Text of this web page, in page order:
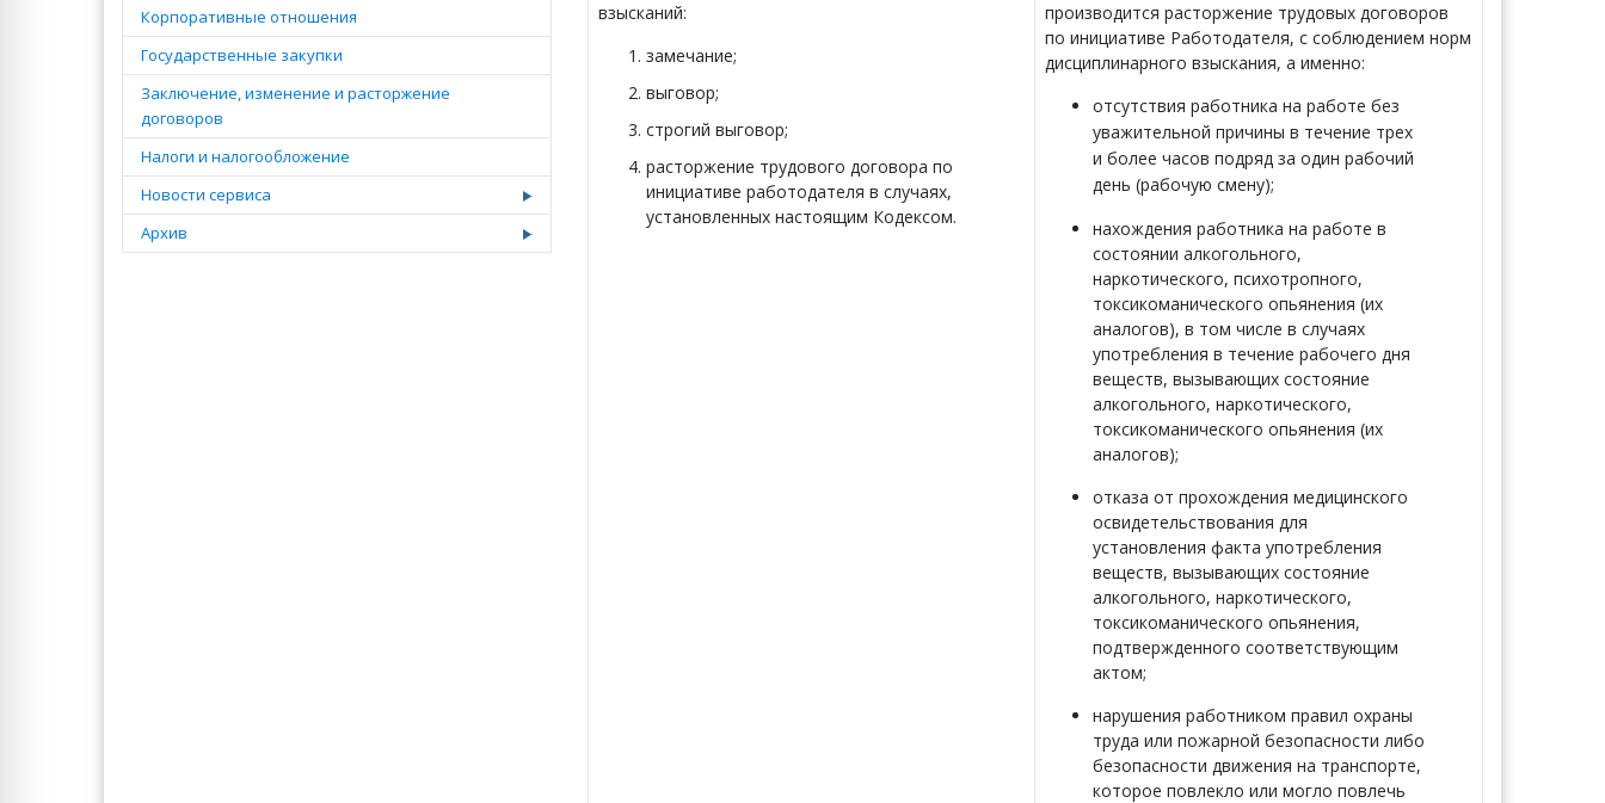
Корпоративные отношения
Государственные закупки
Заключение, изменение и расторжение
договоров
Налоги и налогообложение
Новости сервиса
Архив
взысканий:
замечание;
выговор;
строгий выговор;
расторжение трудового договора по
инициативе работодателя в случаях,
установленных настоящим Кодексом.
производится расторжение трудовых договоров
по инициативе Работодателя, с соблюдением норм
дисциплинарного взыскания, а именно:
отсутствия работника на работе без
уважительной причины в течение трех
и более часов подряд за один рабочий
день (рабочую смену);
нахождения работника на работе в
состоянии алкогольного,
наркотического, психотропного,
токсикоманического опьянения (их
аналогов), в том числе в случаях
употребления в течение рабочего дня
веществ, вызывающих состояние
алкогольного, наркотического,
токсикоманического опьянения (их
аналогов);
отказа от прохождения медицинского
освидетельствования для
установления факта употребления
веществ, вызывающих состояние
алкогольного, наркотического,
токсикоманического опьянения,
подтвержденного соответствующим
актом;
нарушения работником правил охраны
труда или пожарной безопасности либо
безопасности движения на транспорте,
которое повлекло или могло повлечь